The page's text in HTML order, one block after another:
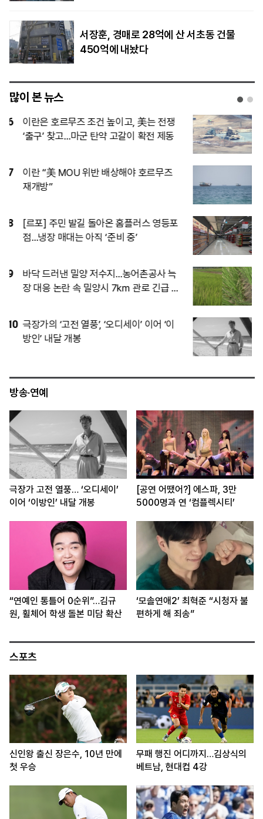
서장훈, 경매로 28억에 산 서초동 건물
450억에 내놨다
많이 본 뉴스
1
‘벤츠 위의 벤츠’ 마이바흐…韓서 3년 연속
1000대 돌파하며 존재감↑
2
‘몸 만들기’ 공식 바뀌었다…달라진 여름
다이어트 풍경
3
[시승기] 여유 넘치는 12기통 엔진의 품
격… 안락한 2열 승차감 인상적
4
이란, 호르무즈 해협 재개방 조건으로 미
국에 6가지 요구 제시
5
기술 넘어 공장까지…K-제약·바이오, 생산
내재화로 ‘실속형’ M&A
방송·연예
극장가 고전 열풍… ‘오디세이’
이어 ‘이방인’ 내달 개봉
[공연 어땠어?] 에스파, 3만
5000명과 연 ‘컴플렉시티’
“연예인 통틀어 0순위”…김규
원, 휠체어 학생 돌본 미담 확산
‘모솔연애2’ 최혁준 “시청자 불
편하게 해 죄송”
스포츠
신인왕 출신 장은수, 10년 만에
첫 우승
무패 행진 어디까지…김상식의
베트남, 현대컵 4강